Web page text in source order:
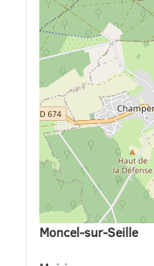
Moncel-sur-Seille